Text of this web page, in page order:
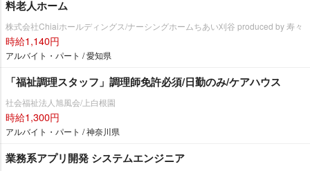
料老人ホーム
株式会社Chiaiホールディングス/ナーシングホームちあい刈谷 produced by 寿々
時給1,140円
アルバイト・パート / 愛知県
「福祉調理スタッフ」調理師免許必須/日勤のみ/ケアハウス
社会福祉法人旭風会/上白根園
時給1,300円
アルバイト・パート / 神奈川県
業務系アプリ開発 システムエンジニア